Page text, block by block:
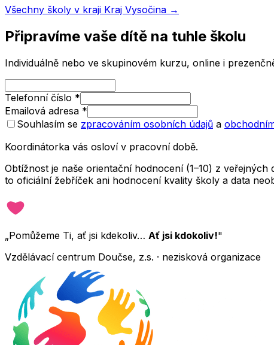
Všechny školy v kraji Kraj Vysočina →
Připravíme vaše dítě na tuhle školu
Individuálně nebo ve skupinovém kurzu, online i
Telefonní číslo *
Emailová adresa *
Souhlasím se zpracováním osobních údajů a
Koordinátorka vás osloví v pracovní době.
Obtížnost je naše orientační hodnocení (1–10) z
to oficiální žebříček ani hodnocení kvality školy a data
„Pomůžeme Ti, ať jsi kdekoliv… Ať jsi kdokoliv!"
Vzdělávací centrum Doučse, z.s. · nezisková organizace